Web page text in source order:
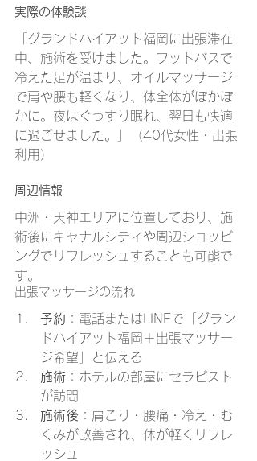
実際の体験談
「グランドハイアット福岡に出張滞在
中、施術を受けました。フットバスで
冷えた足が温まり、オイルマッサージ
で肩や腰も軽くなり、体全体がぽかぽ
かに。夜はぐっすり眠れ、翌日も快適
に過ごせました。」（40代女性・出張
利用）
周辺情報
中洲・天神エリアに位置しており、施
術後にキャナルシティや周辺ショッピ
ングでリフレッシュすることも可能で
す。
出張マッサージの流れ
予約 ：電話またはLINEで「グラン
ドハイアット福岡＋出張マッサー
ジ希望」と伝える
施術 ：ホテルの部屋にセラピスト
が訪問
施術後 ：肩こり・腰痛・冷え・む
くみが改善され、体が軽くリフレ
ッシュ